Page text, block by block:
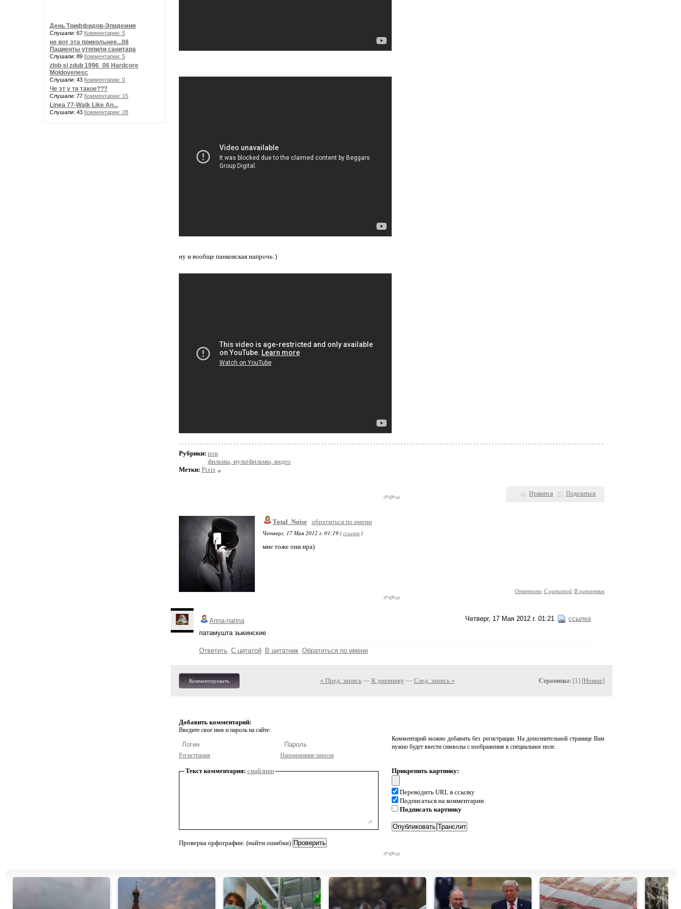
День Триффидов-Эпидемия
Слушали: 67 Комментарии: 5
не вот эта прикольнее...08
Пациенты утопили санитара
Слушали: 89 Комментарии: 5
zlob si zdub 1996_06 Hardcore
Moldovenesc
Слушали: 43 Комментарии: 0
Че эт у тя такое???
Слушали: 77 Комментарии: 15
Linea 77-Walk Like An...
Слушали: 43 Комментарии: 28
ну и вообще панковская напрочь:}
Рубрики: рок
фильмы, мультфильмы, видео
Метки: Pixis
Нравится Поделиться
Total_Noise обратиться по имени
Четверг, 17 Мая 2012 г. 01:19 (ссылка )
мне тоже они нра)
Ответить С цитатой В цитатник
Четверг, 17 Мая 2012 г. 01:21 ссылка
Аппа-паппа
патамушта зыкинские
Ответить С цитатой В цитатник Обратиться по имени
Комментировать « Пред. запись— К дневнику — След. запись » Страницы: [1] [Новые]
Добавить комментарий:
Введите свое имя и пароль на сайте:
Регистрация Напоминание пароля
Комментарий можно добавить без регистрации. На дополнительной странице Вам
нужно будет ввести символы с изображения в специальное поле.
Текст комментария: смайлики
Проверка орфографии: (найти ошибки)
Прикрепить картинку:
Переводить URL в ссылку
Подписаться на комментарии
Подписать картинку